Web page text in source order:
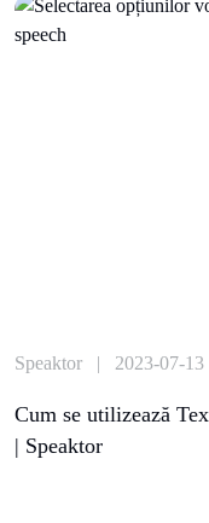
Speaktor | 2023-07-13
Cum se utilizează
| Speaktor